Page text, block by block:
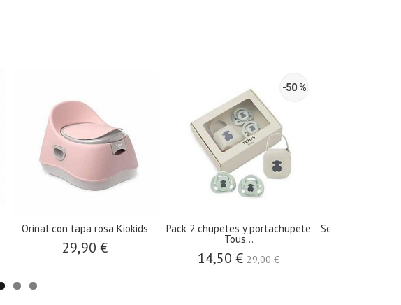
Orinal con tapa rosa Kiokids
29,90 €
-50 %
Pack 2 chupetes y portachupete
Tous...
14,50 €29,00 €
Set Sophie con